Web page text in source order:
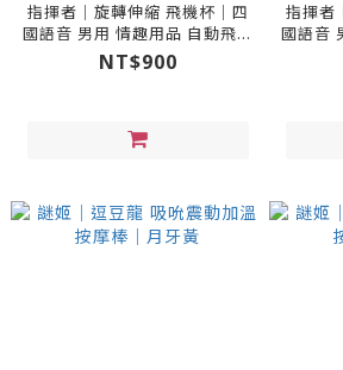
指揮者｜旋轉伸縮 飛機杯｜四
國語音 男用 情趣用品 自動飛機
杯
NT$900
指揮者
國語音